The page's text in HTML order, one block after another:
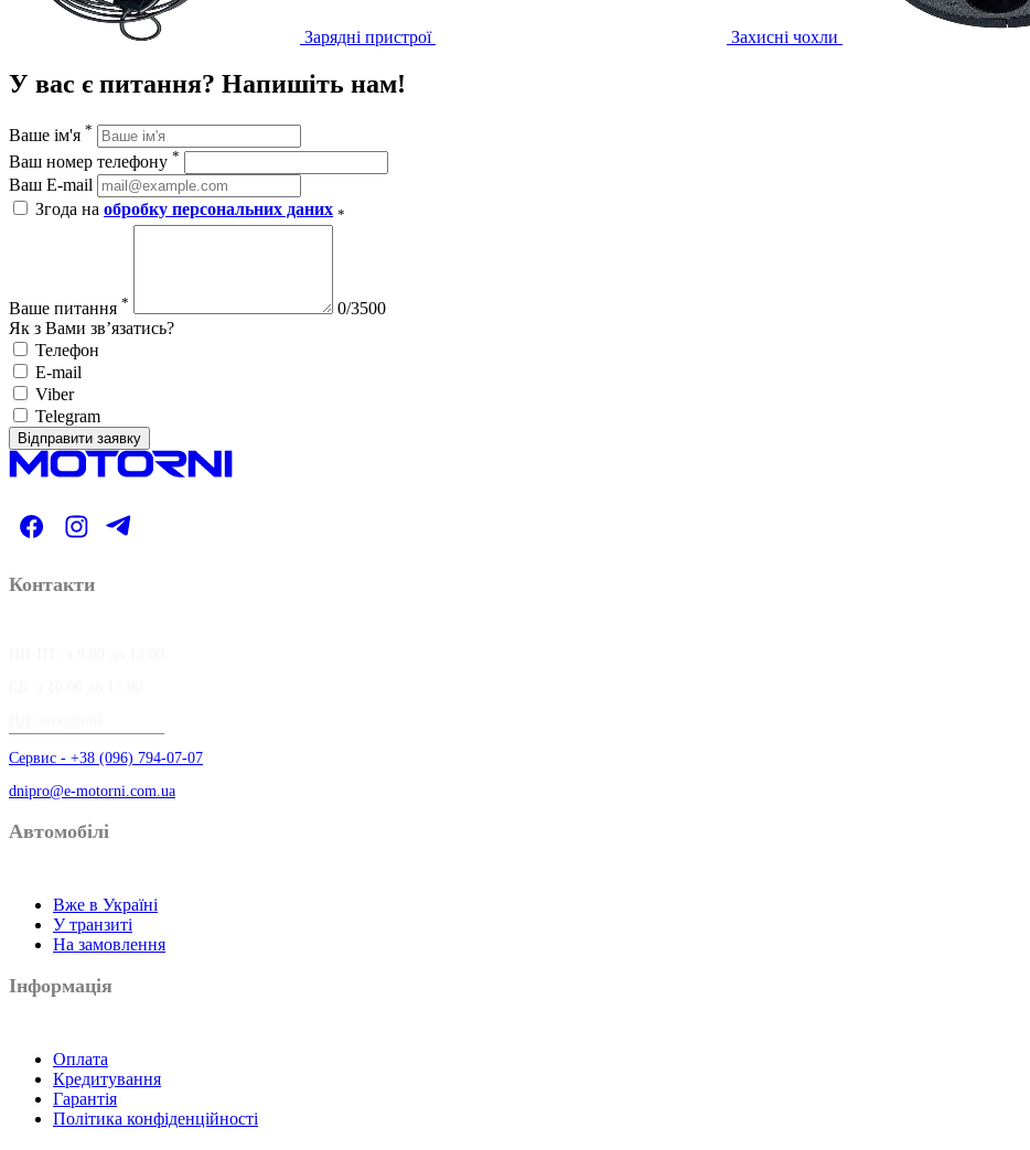
Зарядні пристрої Захисні чохли
У вас є питання? Напишіть нам!
Ваше ім'я *
Ваш номер телефону *
Ваш E-mail
Згода на обробку персональних даних *
Ваше питання *
0/3500
Як з Вами зв’язатись?
Телефон
E-mail
Viber
Telegram
Відправити заявку
Контакти
Сервис - +38 (096) 794-07-07
dnipro@e-motorni.com.ua
Автомобілі
Вже в Україні
У транзиті
На замовлення
Інформація
Оплата
Кредитування
Гарантія
Політика конфіденційності